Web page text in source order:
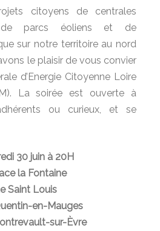
citoyens de centrales
de parcs éoliens et de
sur notre territoire au nord
le plaisir de vous convier
d’Energie Citoyenne Loire
La soirée est ouverte à
ou curieux, et se
30 juin à 20H
la Fontaine
Saint Louis
en-Mauges
sur-Èvre